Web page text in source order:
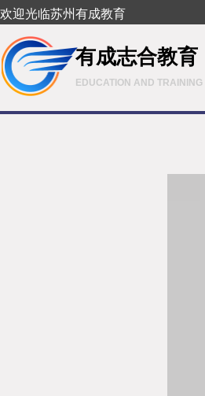
欢迎光临苏州有成教育
有成志合教育
EDUCATION AND TRAINING